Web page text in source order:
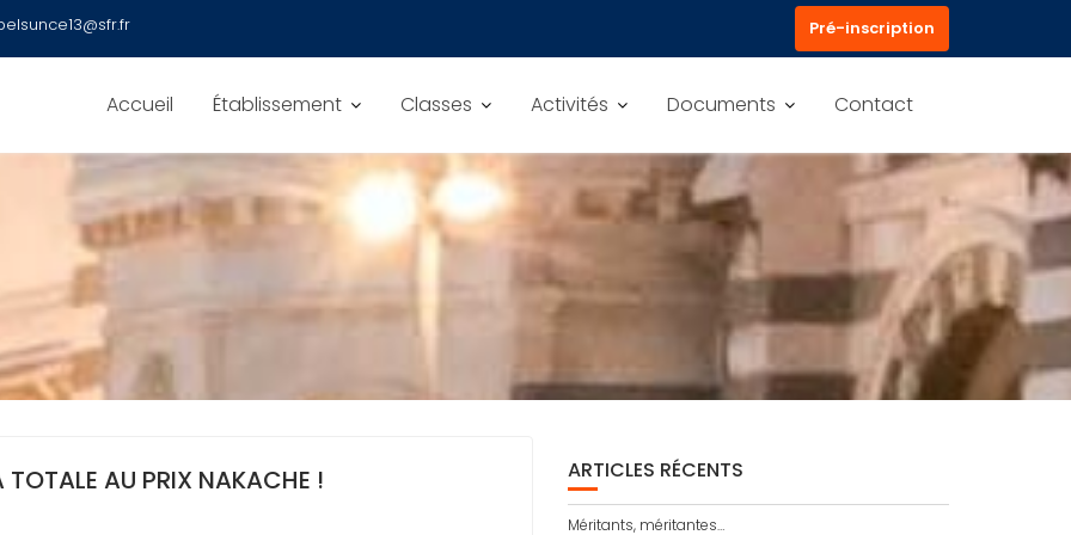
Pré-inscription
Accueil Établissement Classes Activités Documents Contact
AU PRIX NAKACHE ! ARTICLES RÉCENTS
Méritants, méritantes…